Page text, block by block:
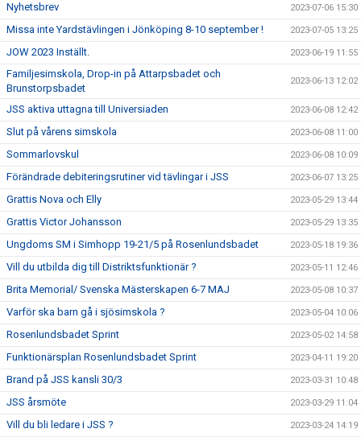
Nyhetsbrev 2023-07-06 15:30
Missa inte Yardstävlingen i Jönköping 8-10 september ! 2023-07-05 13:25
JOW 2023 Inställt. 2023-06-19 11:55
Familjesimskola, Drop-in på Attarpsbadet och
Brunstorpsbadet
2023-06-13 12:02
JSS aktiva uttagna till Universiaden 2023-06-08 12:42
Slut på vårens simskola 2023-06-08 11:00
Sommarlovskul 2023-06-08 10:09
Förändrade debiteringsrutiner vid tävlingar i JSS 2023-06-07 13:25
Grattis Nova och Elly 2023-05-29 13:44
Grattis Victor Johansson 2023-05-29 13:35
Ungdoms SM i Simhopp 19-21/5 på Rosenlundsbadet 2023-05-18 19:36
Vill du utbilda dig till Distriktsfunktionär ? 2023-05-11 12:46
Brita Memorial/ Svenska Mästerskapen 6-7 MAJ 2023-05-08 10:37
Varför ska barn gå i sjösimskola ? 2023-05-04 10:06
Rosenlundsbadet Sprint 2023-05-02 14:58
Funktionärsplan Rosenlundsbadet Sprint 2023-04-11 19:20
Brand på JSS kansli 30/3 2023-03-31 10:48
JSS årsmöte 2023-03-29 11:04
Vill du bli ledare i JSS ? 2023-03-24 14:19